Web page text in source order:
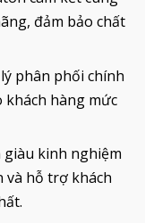
đảm bảo chất
phân phối chính
khách hàng mức
kinh nghiệm
và hỗ trợ khách